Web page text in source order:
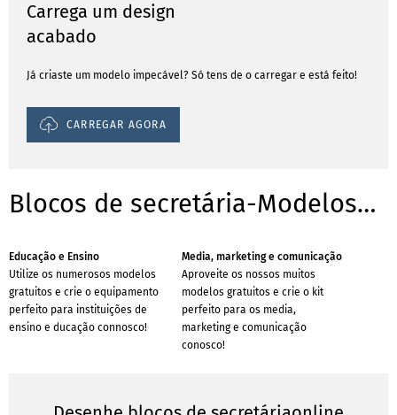
Carrega um design
acabado
Já criaste um modelo impecável? Só tens de o carregar e está feito!
CARREGAR AGORA
Blocos de secretária-Modelos para sucursais
Educação e Ensino
Utilize os numerosos modelos
gratuitos e crie o equipamento
perfeito para instituições de
ensino e ducação connosco!
Media, marketing e comunicação
Aproveite os nossos muitos
modelos gratuitos e crie o kit
perfeito para os media,
marketing e comunicação
conosco!